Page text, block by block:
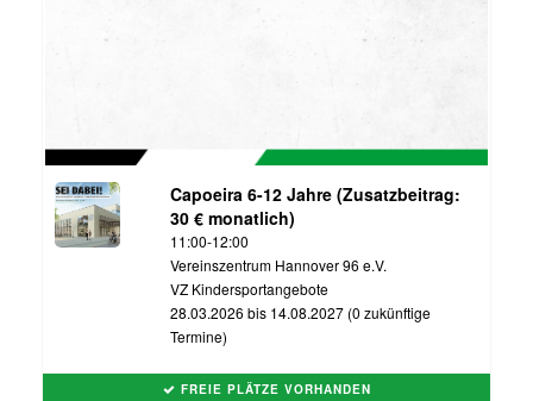
Capoeira 6-12 Jahre (Zusatzbeitrag:
30 € monatlich)
11:00-12:00
Vereinszentrum Hannover 96 e.V.
VZ Kindersportangebote
28.03.2026 bis 14.08.2027 (0 zukünftige
Termine)
FREIE PLÄTZE VORHANDEN